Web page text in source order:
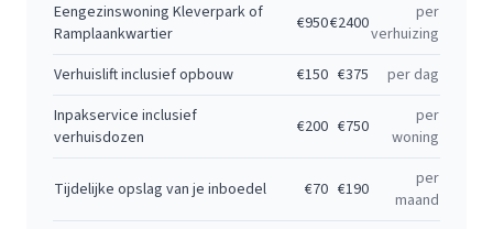
Eengezinswoning Kleverpark of
Ramplaankwartier
€950€2400
per
verhuizing
Verhuislift inclusief opbouw
€150 €375
per dag
Inpakservice inclusief
verhuisdozen
€200 €750
per
woning
Tijdelijke opslag van je inboedel €70 €190
per
maand